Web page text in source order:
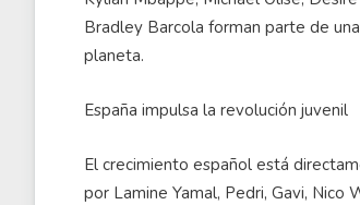
Bradley Barcola forman parte de
planeta.
España impulsa la revolución juvenil
El crecimiento español está
por Lamine Yamal, Pedri, Gavi,